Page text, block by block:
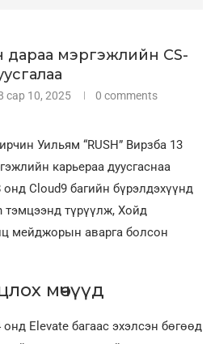
дараа мэргэжлийн CS-
сар 10, 2025 0 comments
Уильям “RUSH” Вирзба 13
карьераа дуусгаснаа
онд Cloud9 багийн бүрэлдэхүүнд
тэмцээнд түрүүлж, Хойд
мейджорын аварга болсон
мөчүүд
онд Elevate багаас эхэлсэн бөгөөд